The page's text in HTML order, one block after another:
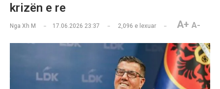
krizën e re
Nga Xh M 17.06.2026 23:37 2,096 e lexuar A+ A-